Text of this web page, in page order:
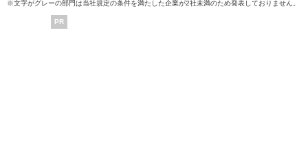
※文字がグレーの部門は当社規定の条件を満たした企業が2社未満のため発表しておりません。
PR